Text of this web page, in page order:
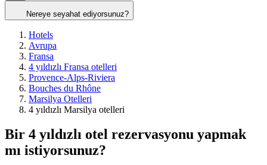
Nereye seyahat ediyorsunuz?
Hotels
Avrupa
Fransa
4 yıldızlı Fransa otelleri
Provence-Alps-Riviera
Bouches du Rhône
Marsilya Otelleri
4 yıldızlı Marsilya otelleri
Bir 4 yıldızlı otel rezervasyonu yapmak
mı istiyorsunuz?